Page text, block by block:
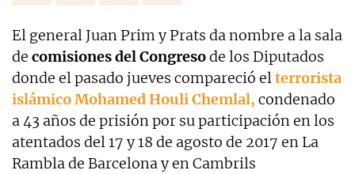
El general Juan Prim y Prats da nombre a la sala
de comisiones del Congresode los Diputados
donde el pasado jueves compareció elterrorista
islámico Mohamed Houli Chemlal, condenado
a 43 años de prisión por su participación en los
atentados del 17 y 18 de agosto de 2017 en La
Rambla de Barcelona y en Cambrils